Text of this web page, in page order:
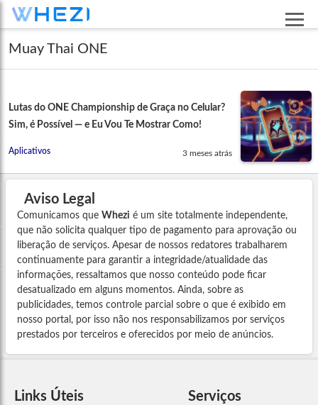
Muay Thai ONE
Lutas do ONE Championship de Graça no Celular?
Sim, é Possível — e Eu Vou Te Mostrar Como!
Aplicativos 3 meses atrás
Aviso Legal
Comunicamos que Whezi é um site totalmente independente,
que não solicita qualquer tipo de pagamento para aprovação ou
liberação de serviços. Apesar de nossos redatores trabalharem
continuamente para garantir a integridade/atualidade das
informações, ressaltamos que nosso conteúdo pode ficar
desatualizado em alguns momentos. Ainda, sobre as
publicidades, temos controle parcial sobre o que é exibido em
nosso portal, por isso não nos responsabilizamos por serviços
prestados por terceiros e oferecidos por meio de anúncios.
Links Úteis Serviços